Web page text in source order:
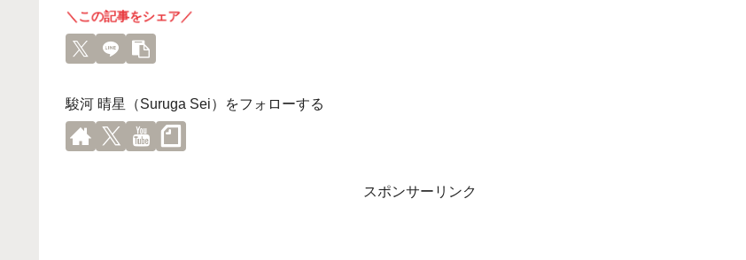
＼この記事をシェア／
駿河 晴星（Suruga Sei）をフォローする
スポンサーリンク